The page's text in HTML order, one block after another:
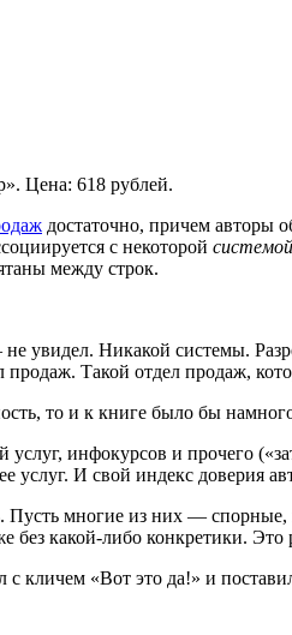
Цена: 618 рублей.
достаточно, причем авторы
с некоторой системой
между строк.
увидел. Никакой системы.
продаж. Такой отдел продаж,
то и к книге было бы
инфокурсов и прочего
услуг. И свой индекс доверия
многие из них —
без какой-либо конкретики.
«Вот это да!» и